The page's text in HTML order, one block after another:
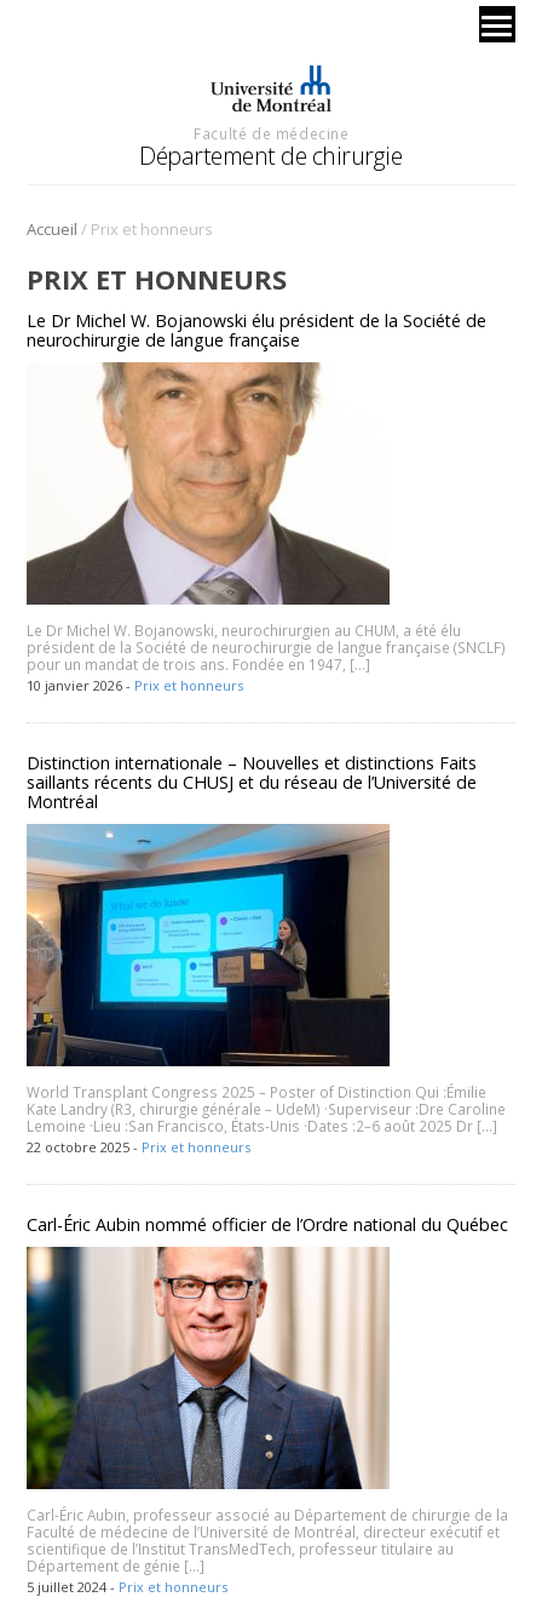
Faculté de médecine
Département de chirurgie
Accueil / Prix et honneurs
PRIX ET HONNEURS
Le Dr Michel W. Bojanowski élu président de la Société de
neurochirurgie de langue française
Le Dr Michel W. Bojanowski, neurochirurgien au CHUM, a été élu
président de la Société de neurochirurgie de langue française (SNCLF)
pour un mandat de trois ans. Fondée en 1947, […]
10 janvier 2026 - Prix et honneurs
Distinction internationale – Nouvelles et distinctions Faits
saillants récents du CHUSJ et du réseau de l’Université de
Montréal
World Transplant Congress 2025 – Poster of Distinction Qui :Émilie
Kate Landry (R3, chirurgie générale – UdeM) ·Superviseur :Dre Caroline
Lemoine ·Lieu :San Francisco, États‑Unis ·Dates :2–6 août 2025 Dr […]
22 octobre 2025 - Prix et honneurs
Carl-Éric Aubin nommé officier de l’Ordre national du Québec
Carl-Éric Aubin, professeur associé au Département de chirurgie de la
Faculté de médecine de l’Université de Montréal, directeur exécutif et
scientifique de l’Institut TransMedTech, professeur titulaire au
Département de génie […]
5 juillet 2024 - Prix et honneurs